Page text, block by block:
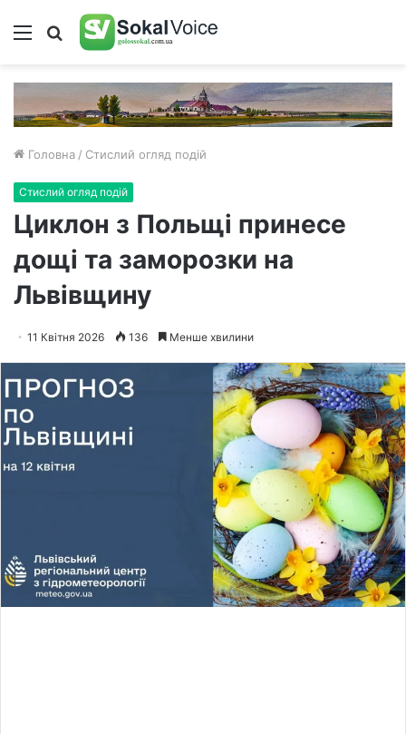
Меню Пошук
Головна / Стислий огляд подій
Стислий огляд подій
Циклон з Польщі принесе
дощі та заморозки на
Львівщину
11 Квітня 2026 136 Менше хвилини